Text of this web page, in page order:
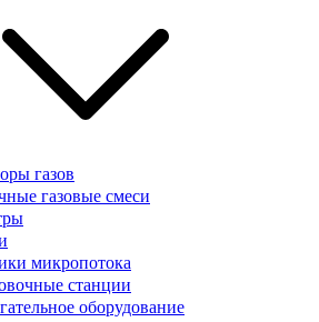
газов
газовые смеси
микропотока
станции
оборудование